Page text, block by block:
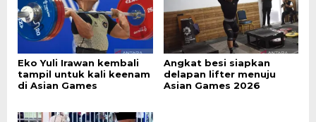
Eko Yuli Irawan kembali
tampil untuk kali keenam
di Asian Games
Angkat besi siapkan
delapan lifter menuju
Asian Games 2026